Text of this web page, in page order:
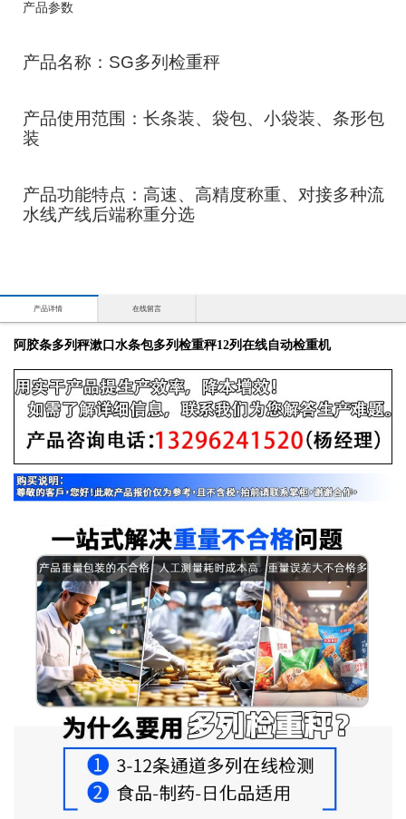
产品参数
产品名称：SG多列检重秤
产品使用范围：长条装、袋包、小袋装、条形包
装
产品功能特点：高速、高精度称重、对接多种流
水线产线后端称重分选
产品详情 在线留言
阿胶条多列秤漱口水条包多列检重秤12列在线自动检重机